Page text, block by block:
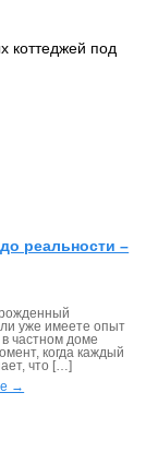
коттеджей под
реальности –
уже имеете опыт
частном доме
когда каждый
что […]
→